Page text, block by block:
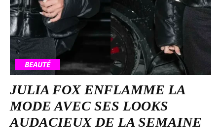
BEAUTÉ
JULIA FOX ENFLAMME LA
MODE AVEC SES LOOKS
AUDACIEUX DE LA SEMAINE